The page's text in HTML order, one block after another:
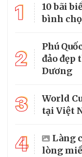
1
10 bãi
bình
2
Phú
đảo đẹp
Dương
3
World
tại Việt
4
Làng
lòng